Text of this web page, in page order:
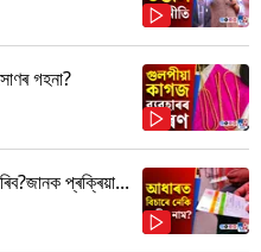
গহনা?
প্ৰক্ৰিয়া...